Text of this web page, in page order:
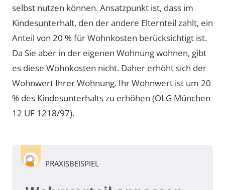
selbst nutzen können. Ansatzpunkt ist, dass im
Kindesunterhalt, den der andere Elternteil zahlt, ein
Anteil von 20 % für Wohnkosten berücksichtigt ist.
Da Sie aber in der eigenen Wohnung wohnen, gibt
es diese Wohnkosten nicht. Daher erhöht sich der
Wohnwert Ihrer Wohnung. Ihr Wohnwert ist um 20
% des Kindesunterhalts zu erhöhen (OLG München
12 UF 1218/97).
PRAXISBEISPIEL